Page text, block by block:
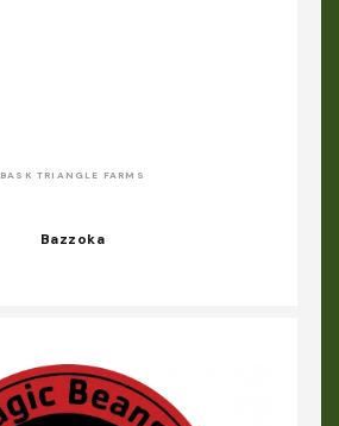
BASK TRIANGLE FARMS
Bazzoka